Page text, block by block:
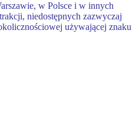
w Polsce i w innych
niedostępnych zazwyczaj
używającej znaku